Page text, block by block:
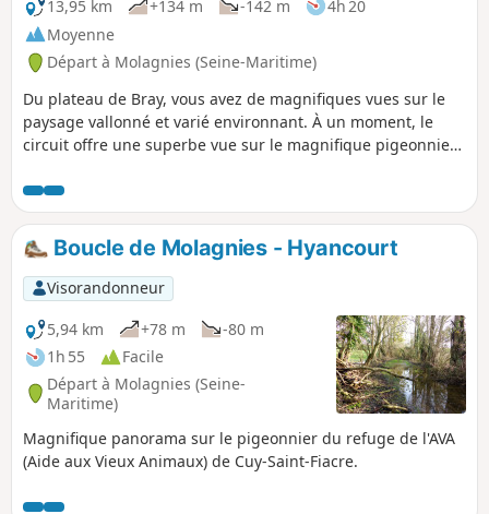
13,95 km +134 m -142 m
4h 20
Moyenne
Départ à Molagnies (Seine-Maritime)
Du plateau de Bray, vous avez de magnifiques vues sur le
paysage vallonné et varié environnant. À un moment, le
circuit offre une superbe vue sur le magnifique pigeonnier
association qui vient en aide aux vieux animaux.
Boucle de Molagnies - Hyancourt
Visorandonneur
5,94 km
+78 m
-80 m
1h 55
Facile
Départ à Molagnies (Seine-
Maritime)
Magnifique panorama sur le pigeonnier du refuge de l'AVA
(Aide aux Vieux Animaux) de Cuy-Saint-Fiacre.